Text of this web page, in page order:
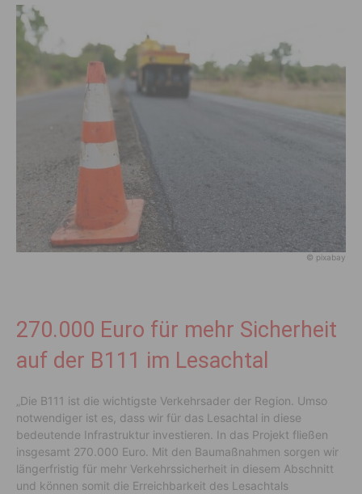
© pixabay
270.000 Euro für mehr Sicherheit
auf der B111 im Lesachtal
„Die B111 ist die wichtigste Verkehrsader der Region. Umso
notwendiger ist es, dass wir für das Lesachtal in diese
bedeutende Infrastruktur investieren. In das Projekt fließen
insgesamt 270.000 Euro. Mit den Baumaßnahmen sorgen wir
längerfristig für mehr Verkehrssicherheit in diesem Abschnitt
und können somit die Erreichbarkeit des Lesachtals